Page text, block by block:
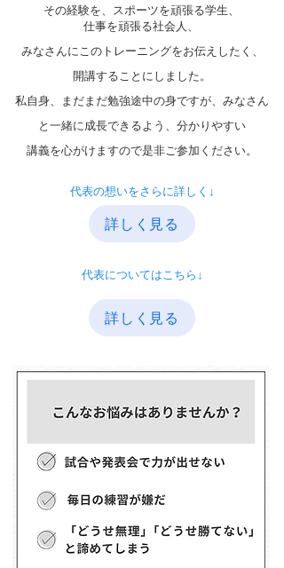
その経験を、スポーツを頑張る学生、
仕事を頑張る社会人、
みなさんにこのトレーニングをお伝えしたく、
開講することにしました。
私自身、まだまだ勉強途中の身ですが、みなさん
と一緒に成長できるよう、分かりやすい
​講義を心がけますので是非ご参加ください。
​代表の想いをさらに詳しく↓
詳しく見る
​代表についてはこちら↓
詳しく見る